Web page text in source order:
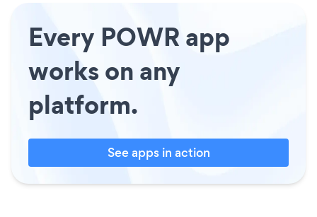
Every POWR app
works on any
platform.
See apps in action